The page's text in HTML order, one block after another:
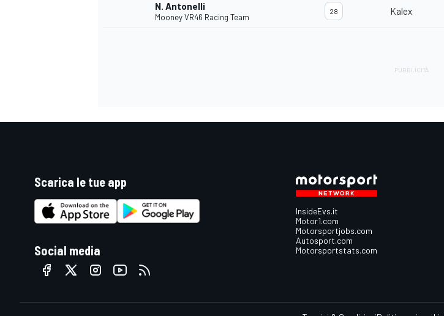
MONOMARCA
N. Antonelli
Mooney VR46 Racing Team
28 Kalex
Scarica le tue app
Social media
InsideEvs.it
Motor1.com
Motorsportjobs.com
Autosport.com
Motorsportstats.com